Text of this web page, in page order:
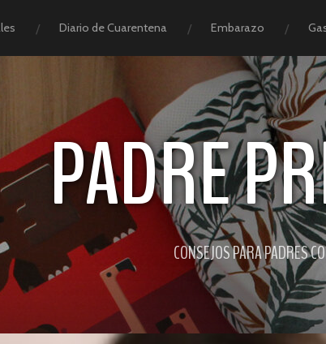
Diario de Cuarentena Embarazo
PADRE
CONSEJOS PARA PADRES